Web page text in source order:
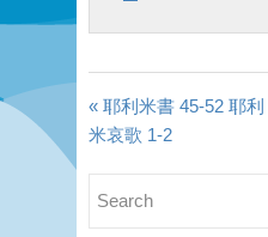
« 耶利米書 45-52 耶利
米哀歌 1-2